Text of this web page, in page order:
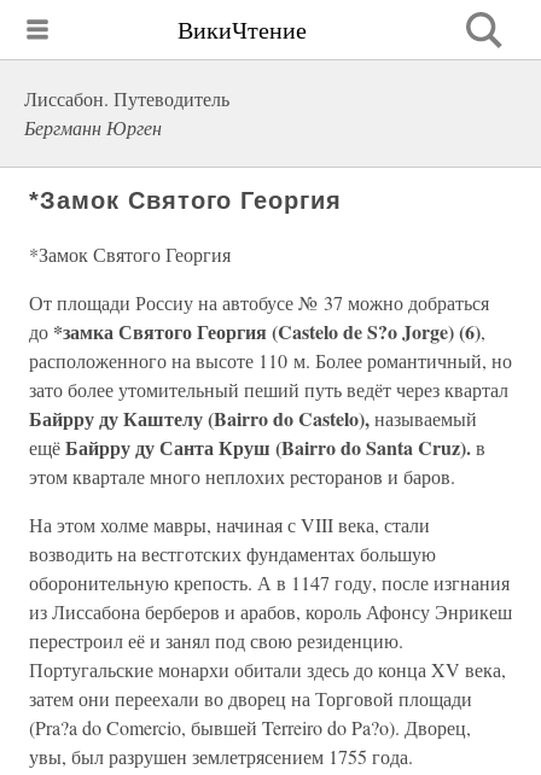
ВикиЧтение
Лиссабон. Путеводитель
Бергманн Юрген
*Замок Святого Георгия
*Замок Святого Георгия
От площади Россиу на автобусе № 37 можно добраться
до *замка Святого Георгия (Castelo de S?o Jorge) (6),
расположенного на высоте 110 м. Более романтичный, но
зато более утомительный пеший путь ведёт через квартал
Байрру ду Каштелу (Bairro do Castelo),называемый
ещёБайрру ду Санта Круш (Bairro do Santa Cruz).в
этом квартале много неплохих ресторанов и баров.
На этом холме мавры, начиная с VIII века, стали
возводить на вестготских фундаментах большую
оборонительную крепость. А в 1147 году, после изгнания
из Лиссабона берберов и арабов, король Афонсу Энрикеш
перестроил её и занял под свою резиденцию.
Португальские монархи обитали здесь до конца XV века,
затем они переехали во дворец на Торговой площади
(Pra?a do Comercio, бывшей Terreiro do Pa?o). Дворец,
увы, был разрушен землетрясением 1755 года.